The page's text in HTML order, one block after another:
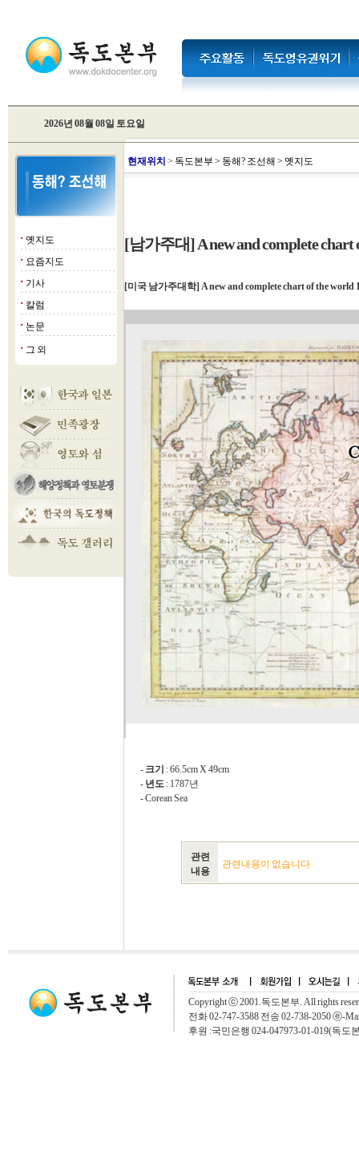
2026년 08월 08일 토요일
■ 옛지도
■ 요즘지도
■ 기사
■ 칼럼
■ 논문
■ 그 외
현재위치 > 독도본부 > 동해? 조선해 > 옛지도
[남가주대] A new and complete chart
[미국 남가주대학] A new and complete chart of the world
- 크기 : 66.5cm X 49cm
- 년도 : 1787년
- Corean Sea
관련
내용
관련내용이 없습니다
Copyright ⓒ 2001.독도본부. All rights
전화 02-747-3588 전송 02-738-2050 ⓔ-
후원 :국민은행 024-047973-01-019(독도